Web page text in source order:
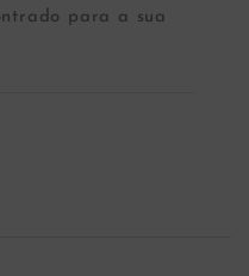
para a sua